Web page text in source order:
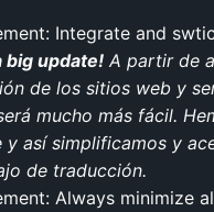
Integrate and
big update! A partir de
de los sitios web y
mucho más fácil.
y así simplificamos y
de traducción.
Always minimize